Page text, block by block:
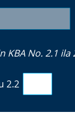
KBA No. 2.1 ila
2.2